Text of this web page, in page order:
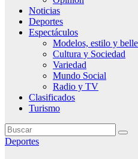
Noticias
Deportes
Espectáculos
Modelos, estilo y
Cultura y Sociedad
Variedad
Mundo Social
Radio y TV
Clasificados
Turismo
Deportes